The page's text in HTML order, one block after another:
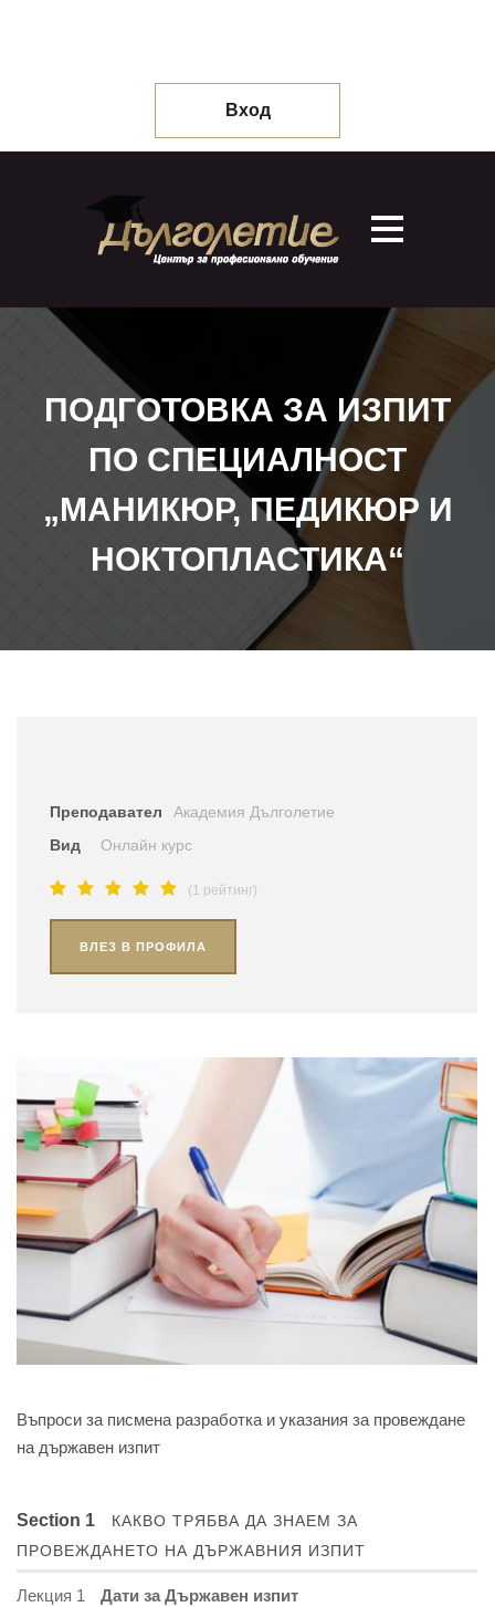
Вход
ПОДГОТОВКА ЗА ИЗПИТ
ПО СПЕЦИАЛНОСТ
„МАНИКЮР, ПЕДИКЮР И
НОКТОПЛАСТИКА“
Преподавател
Академия Дълголетие
Вид
Онлайн курс
(1 рейтинг)
ВЛЕЗ В ПРОФИЛА
Въпроси за писмена разработка и указания за провеждане
на държавен изпит
Section 1
КАКВО ТРЯБВА ДА ЗНАЕМ ЗА
ПРОВЕЖДАНЕТО НА ДЪРЖАВНИЯ ИЗПИТ
Лекция 1 Дати за Държавен изпит